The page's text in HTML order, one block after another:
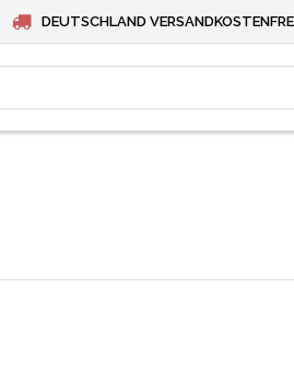
DEUTSCHLAND